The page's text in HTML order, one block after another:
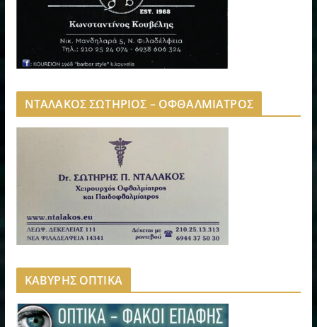
ΝΤΑΛΑΚΟΣ ΣΩΤΗΡΙΟΣ – ΟΦΘΑΛΜΙΑΤΡΟΣ
ΚΑΒΥΡΗΣ ΟΠΤΙΚΑ